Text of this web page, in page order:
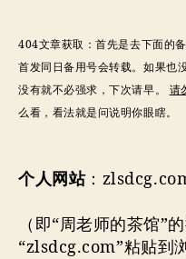
404文章获取：首先是去下面的
首发同日备用号会转载。如果也
没有就不必强求，下次请早。 请
么看，看法就是问说明你眼瞎。
个人网站：
（即“周老师的茶馆”
“zlsdcg.com”粘贴到